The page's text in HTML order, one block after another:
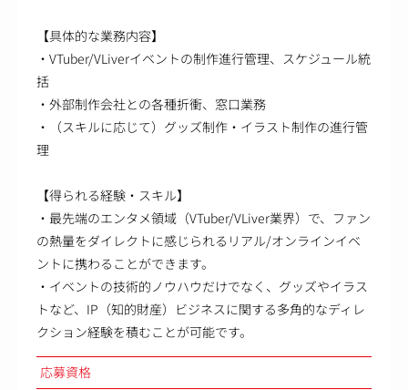
【具体的な業務内容】
・VTuber/VLiverイベントの制作進行管理、スケジュール統
括
・外部制作会社との各種折衝、窓口業務
・（スキルに応じて）グッズ制作・イラスト制作の進行管
理
【得られる経験・スキル】
・最先端のエンタメ領域（VTuber/VLiver業界）で、ファン
の熱量をダイレクトに感じられるリアル/オンラインイベ
ントに携わることができます。
・イベントの技術的ノウハウだけでなく、グッズやイラス
トなど、IP（知的財産）ビジネスに関する多角的なディレ
クション経験を積むことが可能です。
応募資格